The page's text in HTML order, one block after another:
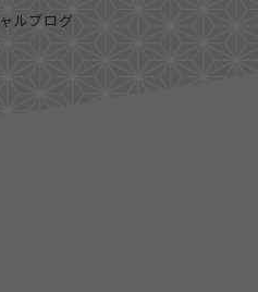
ルブログ